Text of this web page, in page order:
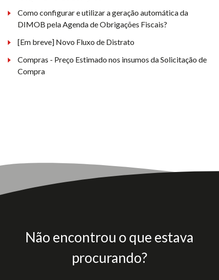
Como configurar e utilizar a geração automática da
DIMOB pela Agenda de Obrigações Fiscais?
[Em breve] Novo Fluxo de Distrato
Compras - Preço Estimado nos insumos da Solicitação de
Compra
Não encontrou o que estava
procurando?